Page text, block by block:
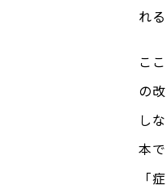
れ
こ
の
し
本で
「